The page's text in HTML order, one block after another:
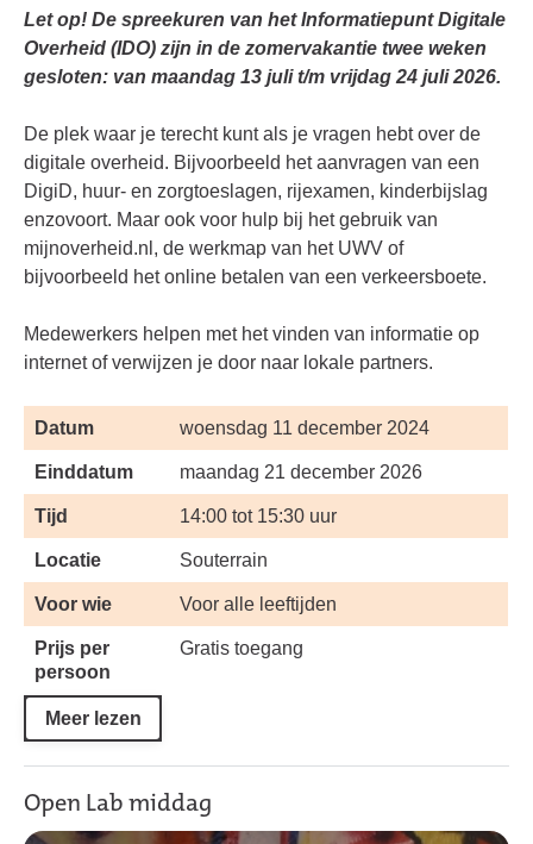
Let op! De spreekuren van het Informatiepunt Digitale
Overheid (IDO) zijn in de zomervakantie twee weken
gesloten: van maandag 13 juli t/m vrijdag 24 juli 2026.
De plek waar je terecht kunt als je vragen hebt over de
digitale overheid. Bijvoorbeeld het aanvragen van een
DigiD, huur- en zorgtoeslagen, rijexamen, kinderbijslag
enzovoort. Maar ook voor hulp bij het gebruik van
mijnoverheid.nl, de werkmap van het UWV of
bijvoorbeeld het online betalen van een verkeersboete.
Medewerkers helpen met het vinden van informatie op
internet of verwijzen je door naar lokale partners.
Datum woensdag 11 december 2024
Einddatum maandag 21 december 2026
Tijd 14:00 tot 15:30 uur
Locatie Souterrain
Voor wie Voor alle leeftijden
Prijs per
persoon
Gratis toegang
Meer lezen
Open Lab middag